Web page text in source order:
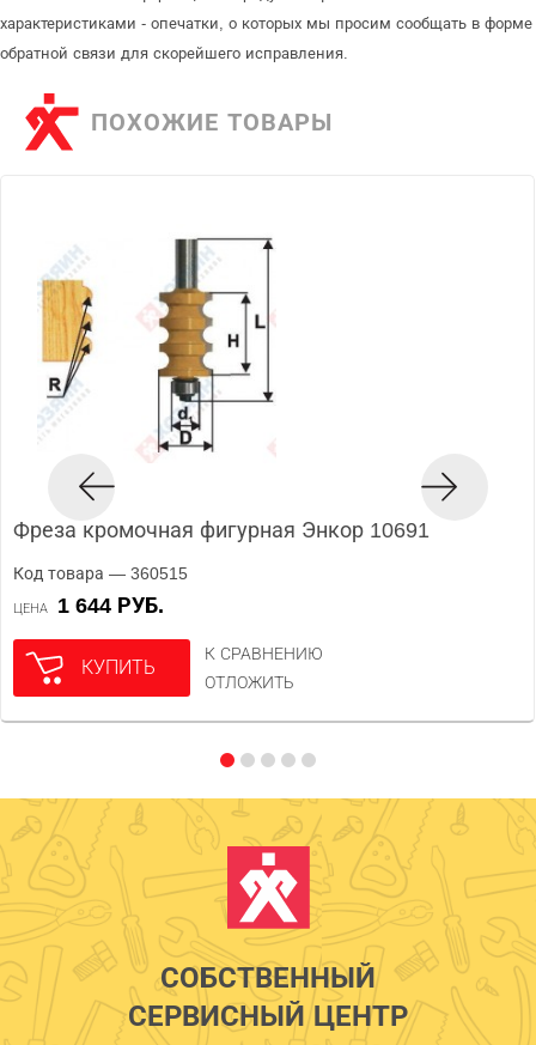
характеристиками - опечатки, о которых мы просим сообщать в форме
обратной связи для скорейшего исправления.
ПОХОЖИЕ ТОВАРЫ
Фреза кромочная фигурная Энкор 10691
Код товара — 360515
ЦЕНА 1 644 РУБ.
КУПИТЬ
К СРАВНЕНИЮ
ОТЛОЖИТЬ
СОБСТВЕННЫЙ
СЕРВИСНЫЙ ЦЕНТР